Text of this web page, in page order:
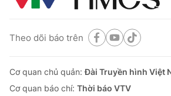
Theo dõi báo trên
Cơ quan chủ quản:Đài Truyền hình Việt
Cơ quan báo chí: Thời báo VTV